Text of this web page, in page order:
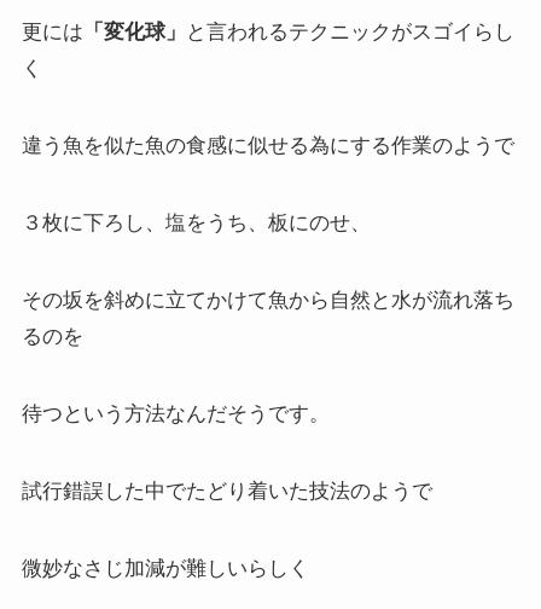
更には 「変化球」
と言われるテクニックがスゴイらし
く
違う魚を似た魚の食感に似せる為にする作業のようで
３枚に下ろし、塩をうち、板にのせ、
その坂を斜めに立てかけて魚から自然と水が流れ落ち
るのを
待つという方法なんだそうです。
試行錯誤した中でたどり着いた技法のようで
微妙なさじ加減が難しいらしく